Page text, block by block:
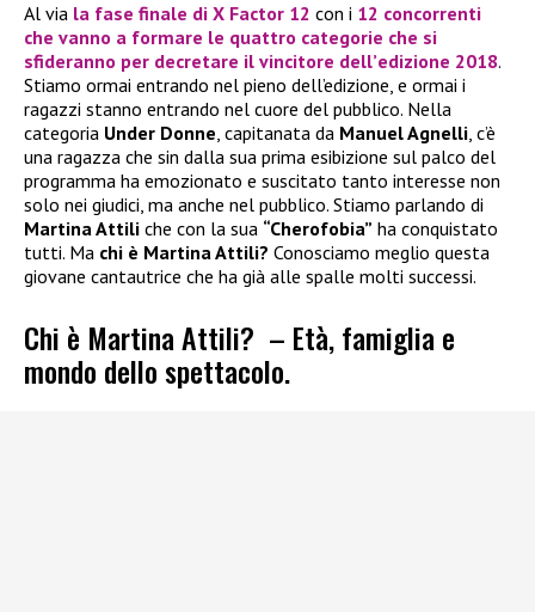
Al via la fase finale di X Factor 12 con i 12 concorrenti
che vanno a formare le quattro categorie che si
sfideranno per decretare il vincitore dell’edizione 2018.
Stiamo ormai entrando nel pieno dell’edizione, e ormai i
ragazzi stanno entrando nel cuore del pubblico. Nella
categoria Under Donne, capitanata da Manuel Agnelli, c’è
una ragazza che sin dalla sua prima esibizione sul palco del
programma ha emozionato e suscitato tanto interesse non
solo nei giudici, ma anche nel pubblico. Stiamo parlando di
Martina Attili che con la sua “Cherofobia” ha conquistato
tutti. Ma chi è Martina Attili? Conosciamo meglio questa
giovane cantautrice che ha già alle spalle molti successi.
Chi è Martina Attili? – Età, famiglia e
mondo dello spettacolo.